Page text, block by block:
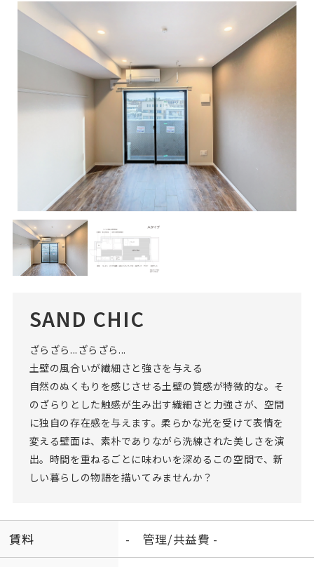
SAND CHIC
ざらざら...ざらざら...
土壁の風合いが繊細さと強さを与える
自然のぬくもりを感じさせる土壁の質感が特徴的な。そ
のざらりとした触感が生み出す繊細さと力強さが、空間
に独自の存在感を与えます。柔らかな光を受けて表情を
変える壁面は、素朴でありながら洗練された美しさを演
出。時間を重ねるごとに味わいを深めるこの空間で、新
しい暮らしの物語を描いてみませんか？
賃料 - 管理/共益費 -